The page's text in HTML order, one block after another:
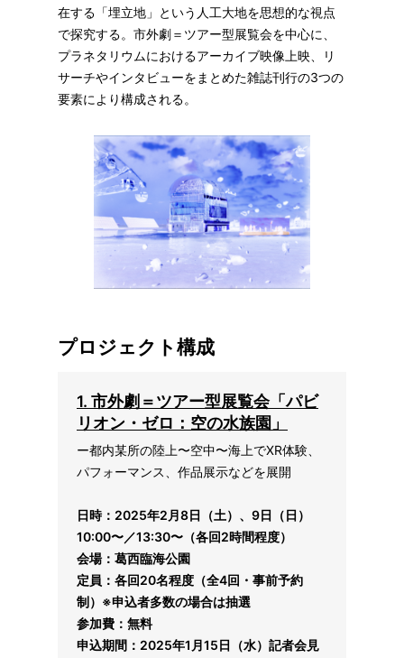
在する「埋立地」という人工大地を思想的な視点
で探究する。市外劇＝ツアー型展覧会を中心に、
プラネタリウムにおけるアーカイブ映像上映、リ
サーチやインタビューをまとめた雑誌刊行の3つの
要素により構成される。
プロジェクト構成
1. 市外劇＝ツアー型展覧会「パビ
リオン・ゼロ：空の水族園」
ー都内某所の陸上〜空中〜海上でXR体験、
パフォーマンス、作品展示などを展開
日時：2025年2月8日（土）、9日（日）
10:00〜／13:30〜（各回2時間程度）
会場：葛西臨海公園
定員：各回20名程度（全4回・事前予約
制）※申込者多数の場合は抽選
参加費：無料
申込期間：2025年1月15日（水）記者会見